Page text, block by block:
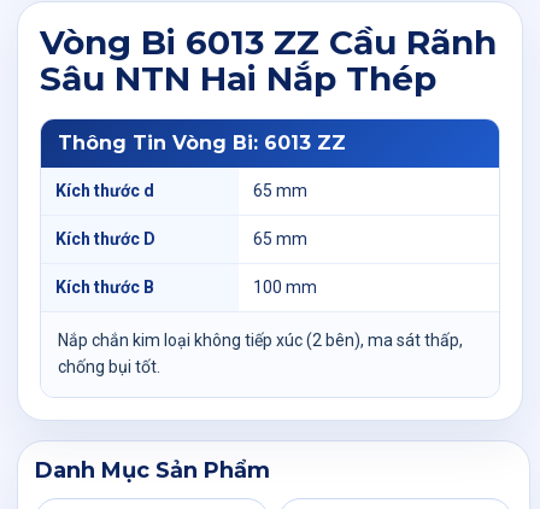
Vòng Bi 6013 ZZ Cầu Rãnh
Sâu NTN Hai Nắp Thép
Thông Tin Vòng Bi: 6013 ZZ
Kích thước d 65 mm
Kích thước D 65 mm
Kích thước B 100 mm
Nắp chắn kim loại không tiếp xúc (2 bên), ma sát thấp,
chống bụi tốt.
Danh Mục Sản Phẩm